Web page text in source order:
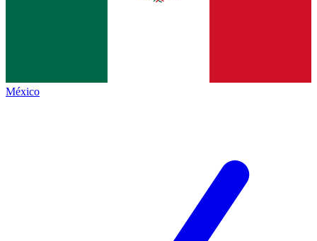
México